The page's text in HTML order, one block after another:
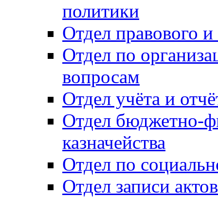
политики
Отдел правового
Отдел по
вопросам
Отдел учёта и
Отдел бюджетно-
казначейства
Отдел по
Отдел записи